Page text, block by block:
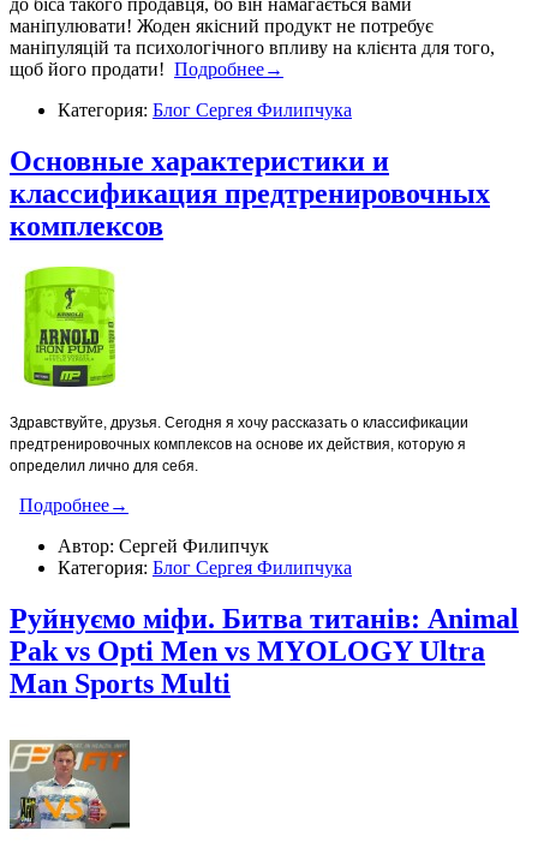
до біса такого продавця, бо він намагається вами
маніпулювати! Жоден якісний продукт не потребує
маніпуляцій та психологічного впливу на клієнта для того,
щоб його продати! Подробнее→
Категория: Блог Сергея Филипчука
Основные характеристики и
классификация предтренировочных
комплексов
Здравствуйте, друзья. Сегодня я хочу рассказать о классификации
предтренировочных комплексов на основе их действия, которую я
определил лично для себя.
Подробнее→
Автор: Сергей Филипчук
Категория: Блог Сергея Филипчука
Руйнуємо міфи. Битва титанів: Animal
Pak vs Opti Men vs MYOLOGY Ultra
Man Sports Multi